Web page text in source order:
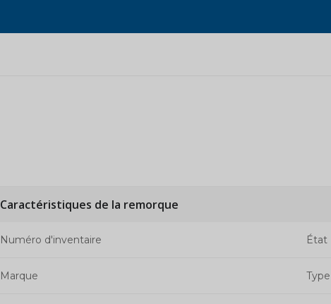
Caractéristiques de la remorque
Numéro d'inventaire
Marque
État
Type